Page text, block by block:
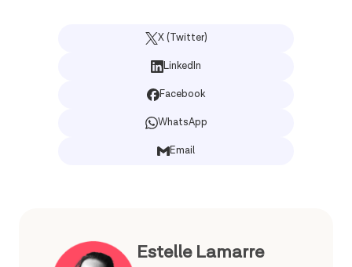
X (Twitter)
LinkedIn
Facebook
WhatsApp
Email
Estelle Lamarre